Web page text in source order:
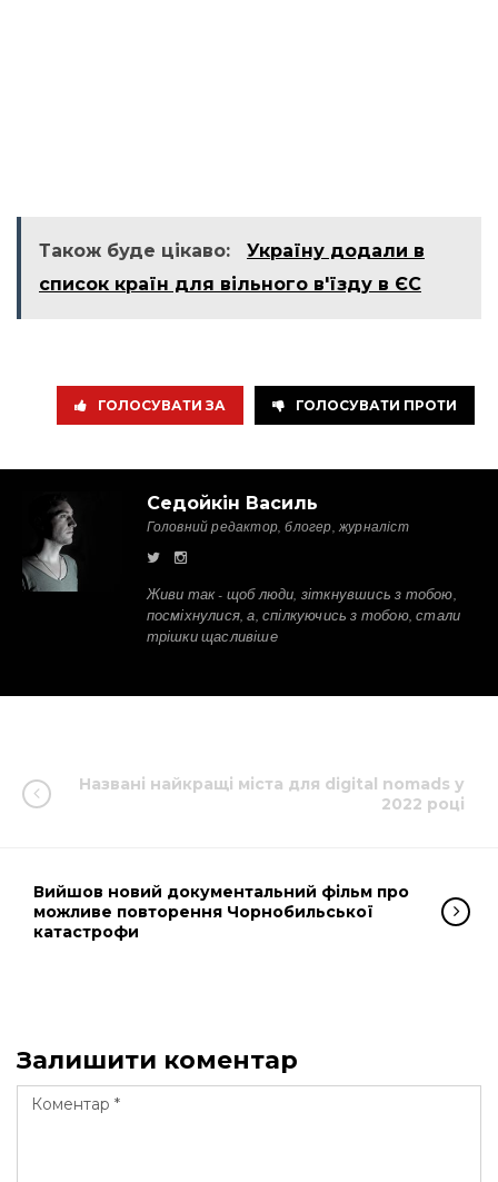
Також буде цікаво:
Україну додали в
список країн для вільного в'їзду в ЄС
ГОЛОСУВАТИ ЗА ГОЛОСУВАТИ ПРОТИ
Седойкін Василь
Головний редактор, блогер, журналіст
Живи так - щоб люди, зіткнувшись з тобою,
посміхнулися, а, спілкуючись з тобою, стали
трішки щасливіше
Названі найкращі міста для digital nomads у
2022 році
Вийшов новий документальний фільм про
можливе повторення Чорнобильської
катастрофи
Залишити коментар